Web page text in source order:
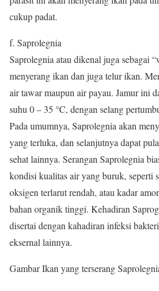
cukup padat.
f. Saprolegnia
Saprolegnia atau dikenal juga sebagai
menyerang ikan dan juga telur ikan.
air tawar maupun air payau. Jamur ini
suhu 0 – 35 °C, dengan selang
Pada umumnya, Saprolegnia akan
yang terluka, dan selanjutnya dapat
sehat lainnya. Serangan Saprolegnia
kondisi kualitas air yang buruk, seperti
oksigen terlarut rendah, atau kadar
bahan organik tinggi. Kehadiran
disertai dengan kahadiran infeksi
eksernal lainnya.
Gambar Ikan yang terserang